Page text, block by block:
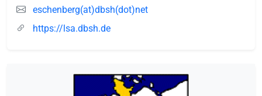
eschenberg(at)dbsh(dot)net
https://lsa.dbsh.de